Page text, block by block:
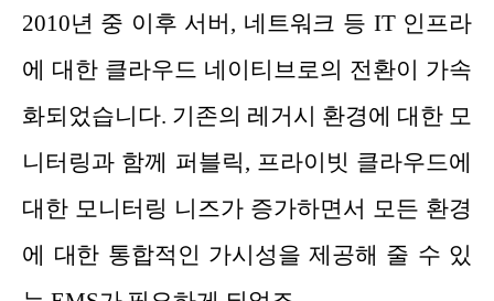
2010년 중 이후 서버, 네트워크 등 IT 인프라
에 대한 클라우드 네이티브로의 전환이 가속
화되었습니다. 기존의 레거시 환경에 대한 모
니터링과 함께 퍼블릭, 프라이빗 클라우드에
대한 모니터링 니즈가 증가하면서 모든 환경
에 대한 통합적인 가시성을 제공해 줄 수 있